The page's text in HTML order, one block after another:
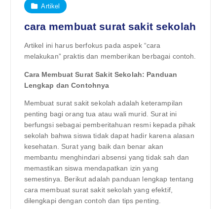
Artikel
cara membuat surat sakit sekolah
Artikel ini harus berfokus pada aspek “cara
melakukan” praktis dan memberikan berbagai contoh.
Cara Membuat Surat Sakit Sekolah: Panduan
Lengkap dan Contohnya
Membuat surat sakit sekolah adalah keterampilan
penting bagi orang tua atau wali murid. Surat ini
berfungsi sebagai pemberitahuan resmi kepada pihak
sekolah bahwa siswa tidak dapat hadir karena alasan
kesehatan. Surat yang baik dan benar akan
membantu menghindari absensi yang tidak sah dan
memastikan siswa mendapatkan izin yang
semestinya. Berikut adalah panduan lengkap tentang
cara membuat surat sakit sekolah yang efektif,
dilengkapi dengan contoh dan tips penting.